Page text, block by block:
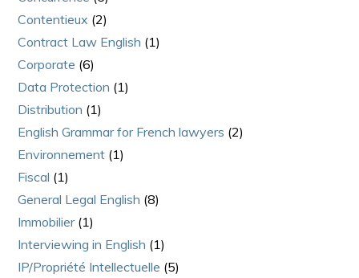
Contentieux (2)
Contract Law English (1)
Corporate (6)
Data Protection (1)
Distribution (1)
English Grammar for French lawyers (2)
Environnement (1)
Fiscal (1)
General Legal English (8)
Immobilier(1)
Interviewing in English (1)
IP/Propriété Intellectuelle (5)